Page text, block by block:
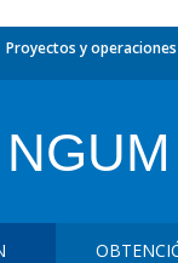
Proyectos y operaciones